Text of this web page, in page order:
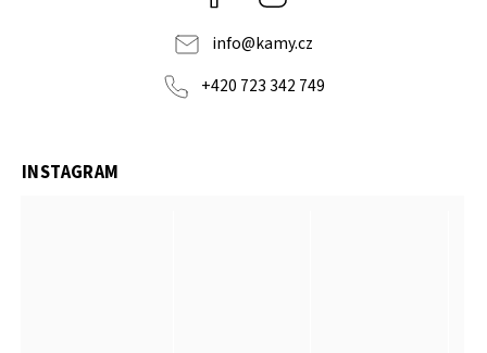
info@kamy.cz
+420 723 342 749
INSTAGRAM